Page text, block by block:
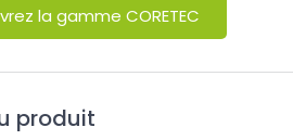
la gamme CORETEC
produit